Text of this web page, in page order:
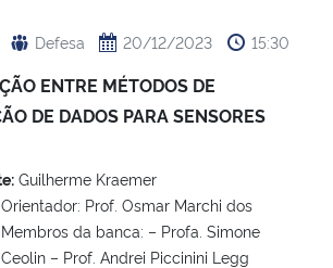
Defesa 20/12/2023 15:30
ENTRE MÉTODOS DE
DE DADOS PARA SENSORES
Guilherme Kraemer
Orientador: Prof. Osmar Marchi dos
da banca: – Profa. Simone
– Prof. Andrei Piccinini Legg